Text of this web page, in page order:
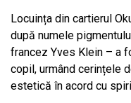
Locuința din cartierul
după numele
francez Yves Klein – a
copil, urmând cerințele
estetică în acord cu